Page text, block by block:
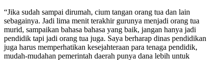
“Jika sudah sampai dirumah, cium tangan orang tua dan lain
sebagainya. Jadi lima menit terakhir gurunya menjadi orang tua
murid, sampaikan bahasa bahasa yang baik, jangan hanya jadi
pendidik tapi jadi orang tua juga. Saya berharap dinas pendidikan
juga harus memperhatikan kesejahteraan para tenaga pendidik,
mudah-mudahan pemerintah daerah punya dana lebih untuk